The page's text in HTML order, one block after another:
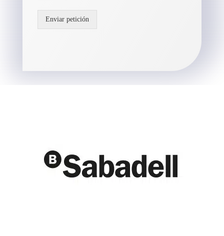
Enviar petición